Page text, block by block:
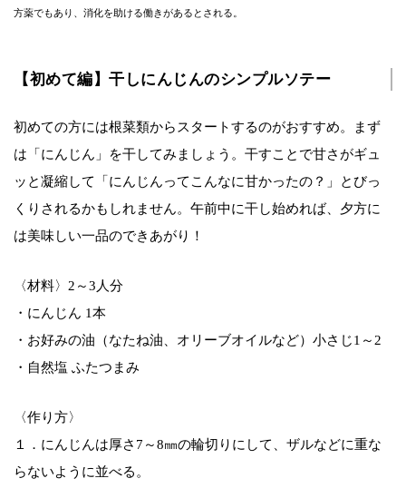
方薬でもあり、消化を助ける働きがあるとされる。
【初めて編】干しにんじんのシンプルソテー
初めての方には根菜類からスタートするのがおすすめ。まず
は「にんじん」を干してみましょう。干すことで甘さがギュ
ッと凝縮して「にんじんってこんなに甘かったの？」とびっ
くりされるかもしれません。午前中に干し始めれば、夕方に
は美味しい一品のできあがり！
〈材料〉2～3人分
・にんじん 1本
・お好みの油（なたね油、オリーブオイルなど）小さじ1～2
・自然塩 ふたつまみ
〈作り方〉
１．にんじんは厚さ7～8㎜の輪切りにして、ザルなどに重な
らないように並べる。